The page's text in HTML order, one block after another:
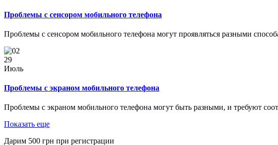
Проблемы с сенсором мобильного телефона
Проблемы с сенсором мобильного телефона могут проявляться разными
29
Июль
Проблемы с экраном мобильного телефона
Проблемы с экраном мобильного телефона могут быть разными, и требуют
Показать еще
Дарим 500 грн при регистрации